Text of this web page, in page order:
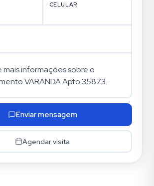
CELULAR
Enviar mensagem
Agendar visita